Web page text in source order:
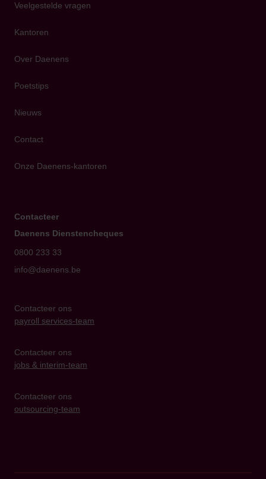
Veelgestelde vragen
Kantoren
Over Daenens
Poetstips
Nieuws
Contact
Onze Daenens-kantoren
Contacteer
Daenens Dienstencheques
0800 233 33
info@daenens.be
Contacteer ons
payroll services-team
Contacteer ons
jobs & interim-team
Contacteer ons
outsourcing-team